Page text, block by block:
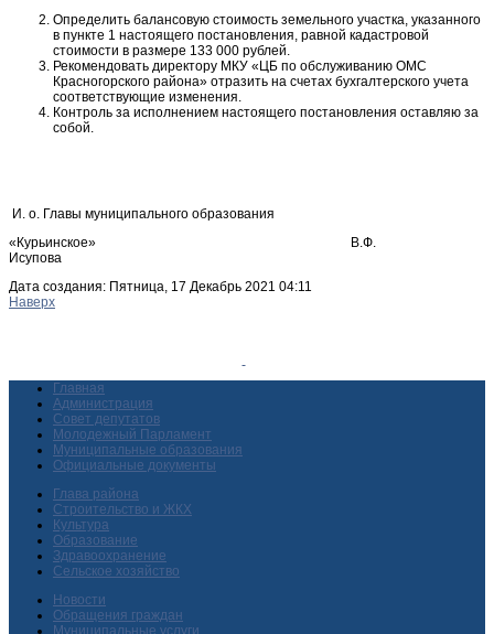
Определить балансовую стоимость земельного участка, указанного
в пункте 1 настоящего постановления, равной кадастровой
стоимости в размере 133 000 рублей.
Рекомендовать директору МКУ «ЦБ по обслуживанию ОМС
Красногорского района» отразить на счетах бухгалтерского учета
соответствующие изменения.
Контроль за исполнением настоящего постановления оставляю за
собой.
И. о. Главы муниципального образования
«Курьинское» В.Ф.
Исупова
Дата создания: Пятница, 17 Декабрь 2021 04:11
Наверх
Главная
Администрация
Совет депутатов
Молодежный Парламент
Муниципальные образования
Официальные документы
Глава района
Строительство и ЖКХ
Культура
Образование
Здравоохранение
Сельское хозяйство
Новости
Обращения граждан
Муниципальные услуги